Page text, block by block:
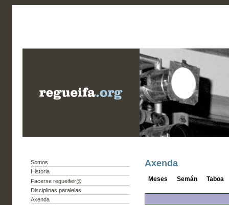
Somos
Historia
Facerse regueifeir@
Disciplinas paralelas
Axenda
Axenda
Meses Semán Taboa